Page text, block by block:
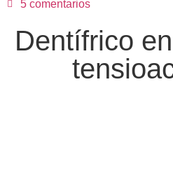
5 comentarios
Dentífrico